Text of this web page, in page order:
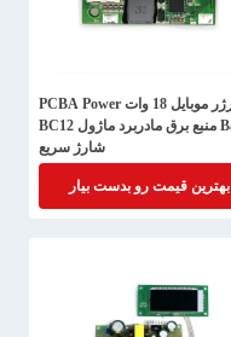
شارژر موبایل 18 وات PCBA Power
Bank منبع برق مادربرد ماژول BC12
شارژ سریع
بهترین قیمت رو بدست بیار